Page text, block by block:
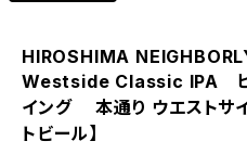
HIROSHIMA
Westside Classic IPA ヒ
イング 本通り ウエストサイ
トビール】